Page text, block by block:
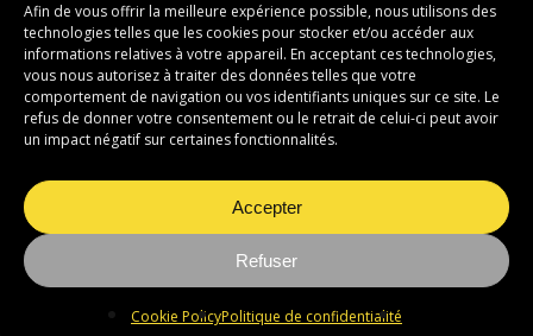
Afin de vous offrir la meilleure expérience possible, nous utilisons des
technologies telles que les cookies pour stocker et/ou accéder aux
informations relatives à votre appareil. En acceptant ces technologies,
vous nous autorisez à traiter des données telles que votre
comportement de navigation ou vos identifiants uniques sur ce site. Le
refus de donner votre consentement ou le retrait de celui-ci peut avoir
un impact négatif sur certaines fonctionnalités.
Accepter
Refuser
Cookie PolicyPolitique de confidentialité